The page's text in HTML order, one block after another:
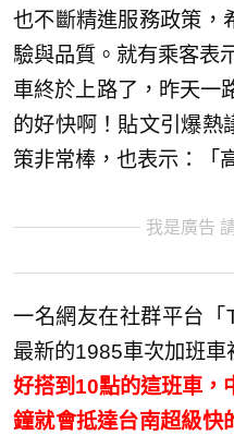
也不斷精進服務政策，
驗與品質。就有乘客表
車終於上路了，昨天一
的好快啊！貼文引爆熱
策非常棒，也表示：「
我是廣告
一名網友在社群平台
最新的1985車次加班車
好搭到10點的這班車，
鐘就會抵達台南超級快